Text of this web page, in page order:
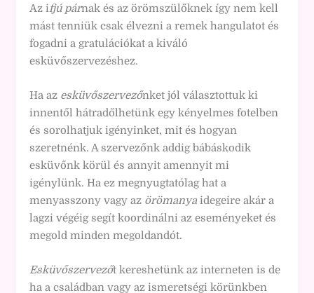
Az ifjú párnak és az örömszülőknek így nem kell
mást tenniük csak élvezni a remek hangulatot és
fogadni a gratulációkat a kiváló
esküvőszervezéshez.
Ha az esküvőszervezőnket jól választottuk ki
innentől hátradőlhetünk egy kényelmes fotelben
és sorolhatjuk igényinket, mit és hogyan
szeretnénk. A szervezőnk addig bábáskodik
esküvőnk körül és annyit amennyit mi
igénylünk. Ha ez megnyugtatólag hat a
menyasszony vagy az örömanya idegeire akár a
lagzi végéig segít koordinálni az eseményeket és
megold minden megoldandót.
Esküvőszervezőt kereshetünk az interneten is de
ha a családban vagy az ismeretségi körünkben